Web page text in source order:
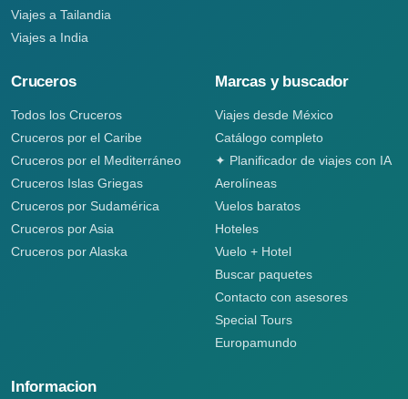
Viajes a Tailandia
Viajes a India
Cruceros
Todos los Cruceros
Cruceros por el Caribe
Cruceros por el Mediterráneo
Cruceros Islas Griegas
Cruceros por Sudamérica
Cruceros por Asia
Cruceros por Alaska
Marcas y buscador
Viajes desde México
Catálogo completo
✦ Planificador de viajes con IA
Aerolíneas
Vuelos baratos
Hoteles
Vuelo + Hotel
Buscar paquetes
Contacto con asesores
Special Tours
Europamundo
Informacion